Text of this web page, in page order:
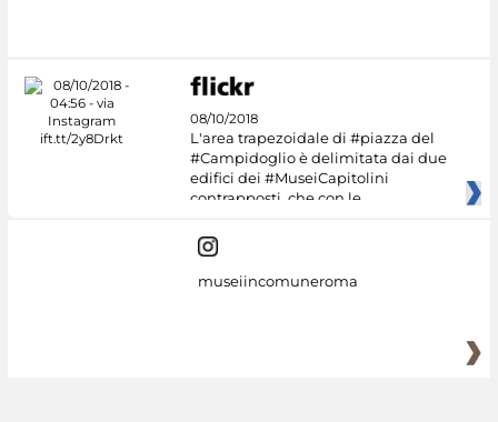
08/10/2018
L'area trapezoidale di #piazza del
#Campidoglio è delimitata dai due
edifici dei #MuseiCapitolini
contrapposti, che con le
museiincomuneroma